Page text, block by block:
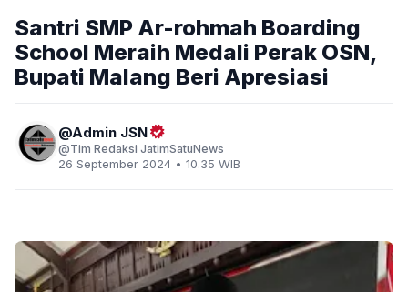
Santri SMP Ar-rohmah Boarding
School Meraih Medali Perak OSN,
Bupati Malang Beri Apresiasi
Admin JSN
Tim Redaksi JatimSatuNews
26 September 2024 • 10.35 WIB